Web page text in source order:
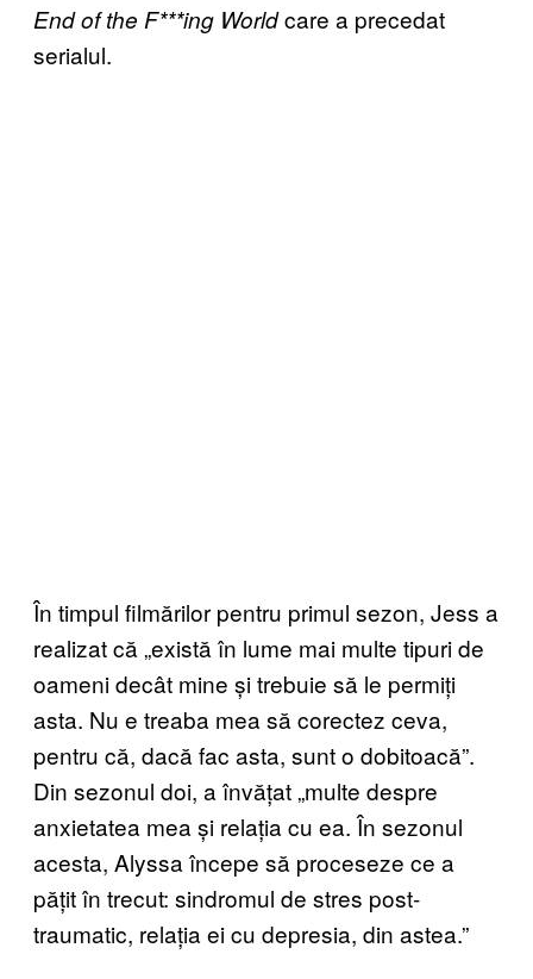
End of the F***ing Worldcare a precedat
serialul.
În timpul filmărilor pentru primul sezon, Jess a
realizat că „există în lume mai multe tipuri de
oameni decât mine și trebuie să le permiți
asta. Nu e treaba mea să corectez ceva,
pentru că, dacă fac asta, sunt o dobitoacă”.
Din sezonul doi, a învățat „multe despre
anxietatea mea și relația cu ea. În sezonul
acesta, Alyssa începe să proceseze ce a
pățit în trecut: sindromul de stres post-
traumatic, relația ei cu depresia, din astea.”